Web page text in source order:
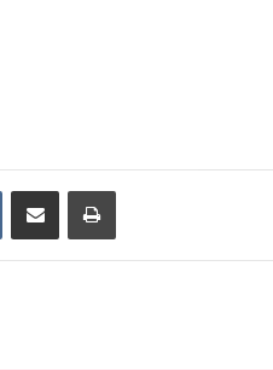
VKontakte
Share via Email Print